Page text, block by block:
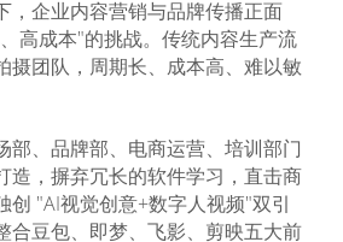
，企业内容营销与品牌传播正面
高成本"的挑战。传统内容生产流
摄团队，周期长、成本高、难以敏
部、品牌部、电商运营、培训部门
造，摒弃冗长的软件学习，直击商
创 "AI视觉创意+数字人视频"双引
合豆包、即梦、飞影、剪映五大前